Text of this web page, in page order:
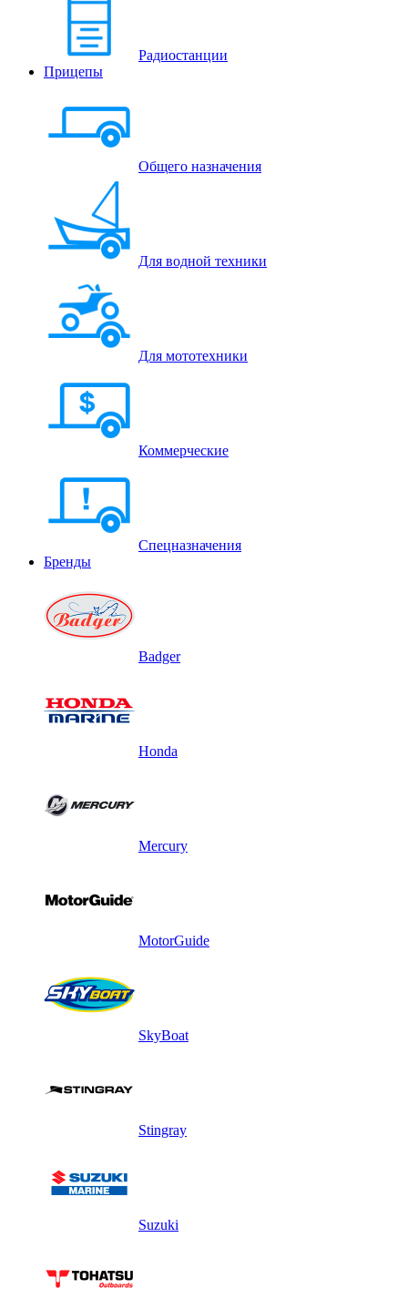
Радиостанции
Прицепы
Общего назначения
Для водной техники
Для мототехники
Коммерческие
Спецназначения
Бренды
Badger
Honda
Mercury
MotorGuide
SkyBoat
Stingray
Suzuki